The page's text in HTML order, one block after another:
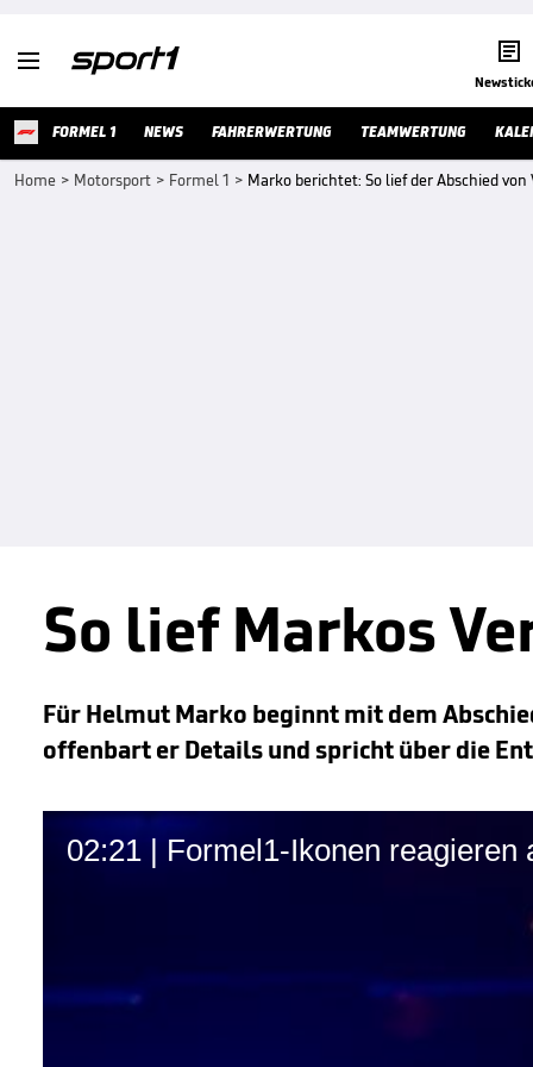
 
FORMEL 1 NEWS FAHRERWERTUNG TEAMWERTUNG
Home > Motorsport > Formel 1 > Marko berichtet: So lief der Abschied von
So lief Markos
Für Helmut Marko beginnt mit dem
offenbart er Details und spricht über die
02:21 | Formel1-Ikonen reagieren